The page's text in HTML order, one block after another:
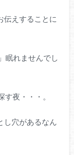
伝えすることに
」眠れませんでし
夜・・・。
し穴があるなん